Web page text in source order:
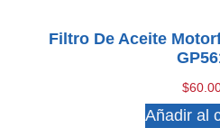
Filtro De Aceite
$
Añadir al